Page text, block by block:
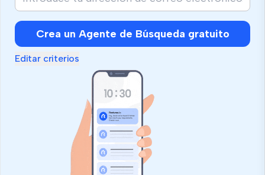
Crea un Agente de Búsqueda gratuito
Editar criterios